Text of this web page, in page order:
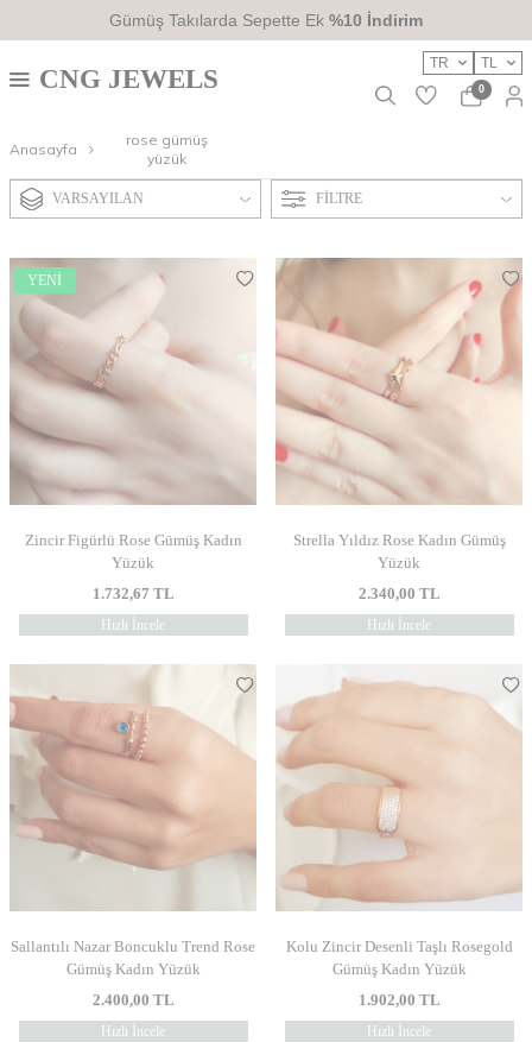
Gümüş Takılarda Sepette Ek %10 İndirim
TR TL
CNG JEWELS 0
Anasayfa
rose gümüş
yüzük
FILTRE
VARSAYILAN
YENI
Zincir Figürlü Rose Gümüş Kadın
Yüzük
1.732,67 TL
Hızlı İncele
Strella Yıldız Rose Kadın Gümüş
Yüzük
2.340,00 TL
Hızlı İncele
Sallantılı Nazar Boncuklu Trend Rose
Gümüş Kadın Yüzük
2.400,00 TL
Hızlı İncele
Kolu Zincir Desenli Taşlı Rosegold
Gümüş Kadın Yüzük
1.902,00 TL
Hızlı İncele